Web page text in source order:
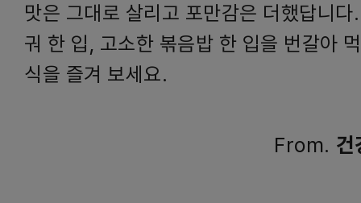
맛은 그대로 살리고 포만감은 더했답니
궈 한 입, 고소한 볶음밥 한 입을 번갈아
식을 즐겨 보세요.
From. 건